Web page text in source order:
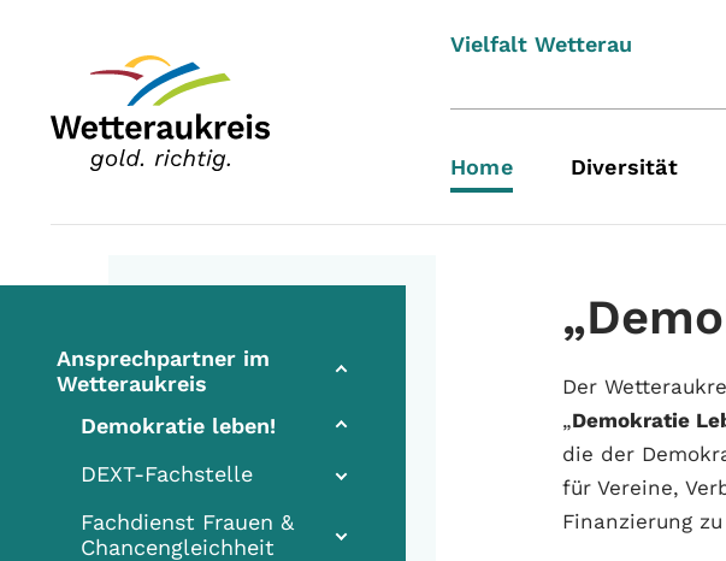
Vielfalt Wetterau
Home Diversität
Ansprechpartner im
Wetteraukreis
Demokratie leben! (current)
DEXT-Fachstelle
Fachdienst Frauen &
Chancengleichheit
Der
„Demokratie
die der
für Vereine,
Finanzierung